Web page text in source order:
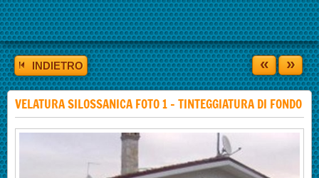
INDIETRO « »
VELATURA SILOSSANICA FOTO 1 - TINTEGGIATURA DI FONDO